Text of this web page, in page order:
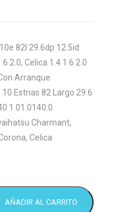
82l 29.6dp 12.5id
2.0, Celica 1.4 1.6 2.0
Arranque
Estrias 82 Largo 29.6
1.01.0140.0
Charmant,
Celica
AÑADIR AL CARRITO